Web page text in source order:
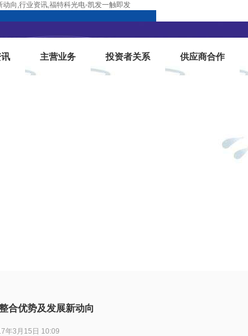
向,行业资讯,福特科光电-凯发一触即发
主营业务 投资者关系 供应商合作
合优势及发展新动向
年3月15日 10:09